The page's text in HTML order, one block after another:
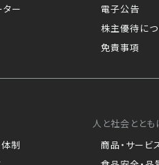
ター
電子公告
株主優待につ
免責事項
制
人と社会ととも
商品・サービ